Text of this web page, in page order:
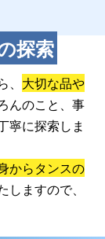
探索
大切な品や
んのこと、事
寧に探索しま
からタンスの
しますので、